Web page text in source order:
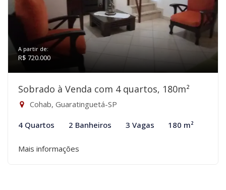
A partir de:
R$ 720.000
Sobrado à Venda com 4 quartos, 180m²
Cohab, Guaratinguetá-SP
4 Quartos 2 Banheiros 3 Vagas 180 m²
Mais informações